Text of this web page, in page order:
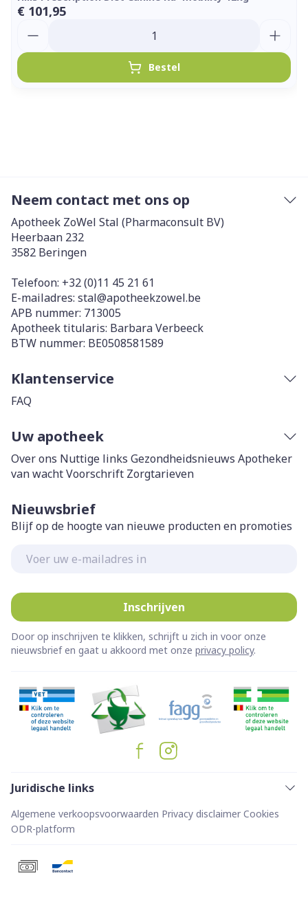
€ 101,95
Bestel
Neem contact met ons op
Apotheek ZoWel Stal (Pharmaconsult BV)
Heerbaan 232
3582 Beringen
Telefoon: +32 (0)11 45 21 61
E-mailadres: stal@apotheekzowel.be
APB nummer: 713005
Apotheek titularis: Barbara Verbeeck
BTW nummer: BE0508581589
Klantenservice
FAQ
Uw apotheek
Over ons Nuttige links Gezondheidsnieuws Apotheker
van wachtVoorschrift Zorgtarieven
Nieuwsbrief
Blijf op de hoogte van nieuwe producten en promoties
Inschrijven
Door op inschrijven te klikken, schrijft u zich in voor onze
nieuwsbrief en gaat u akkoord met onze privacy policy.
Juridische links
Algemene verkoopsvoorwaarden Privacy disclaimer Cookies
ODR-platform